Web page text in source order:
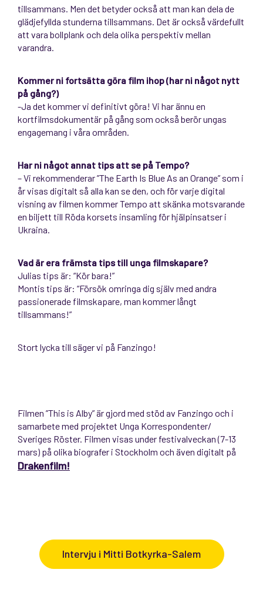
tillsammans. Men det betyder också att man kan dela de
glädjefyllda stunderna tillsammans. Det är också värdefullt
att vara bollplank och dela olika perspektiv mellan
varandra.
Kommer ni fortsätta göra film ihop (har ni något nytt
på gång?)
-Ja det kommer vi definitivt göra! Vi har ännu en
kortfilmsdokumentär på gång som också berör ungas
engagemang i våra områden.
Har ni något annat tips att se på Tempo?
– Vi rekommenderar ”The Earth Is Blue As an Orange” som i
år visas digitalt så alla kan se den, och för varje digital
visning av filmen kommer Tempo att skänka motsvarande
en biljett till Röda korsets insamling för hjälpinsatser i
Ukraina.
Vad är era främsta tips till unga filmskapare?
Julias tips är: “Kör bara!”
Montis tips är: “Försök omringa dig själv med andra
passionerade filmskapare, man kommer långt
tillsammans!”
Stort lycka till säger vi på Fanzingo!
Filmen ”This is Alby” är gjord med stöd av Fanzingo och i
samarbete med projektet Unga Korrespondenter/
Sveriges Röster. Filmen visas under festivalveckan (7-13
mars) på olika biografer i Stockholm och även digitalt på
Drakenfilm!
Intervju i Mitti Botkyrka-Salem